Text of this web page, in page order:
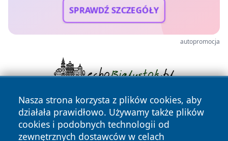
SPRAWDŹ SZCZEGÓŁY
autopromocja
Nasza strona korzysta z plików cookies, aby
działała prawidłowo. Używamy także plików
cookies i podobnych technologii od
zewnętrznych dostawców w celach